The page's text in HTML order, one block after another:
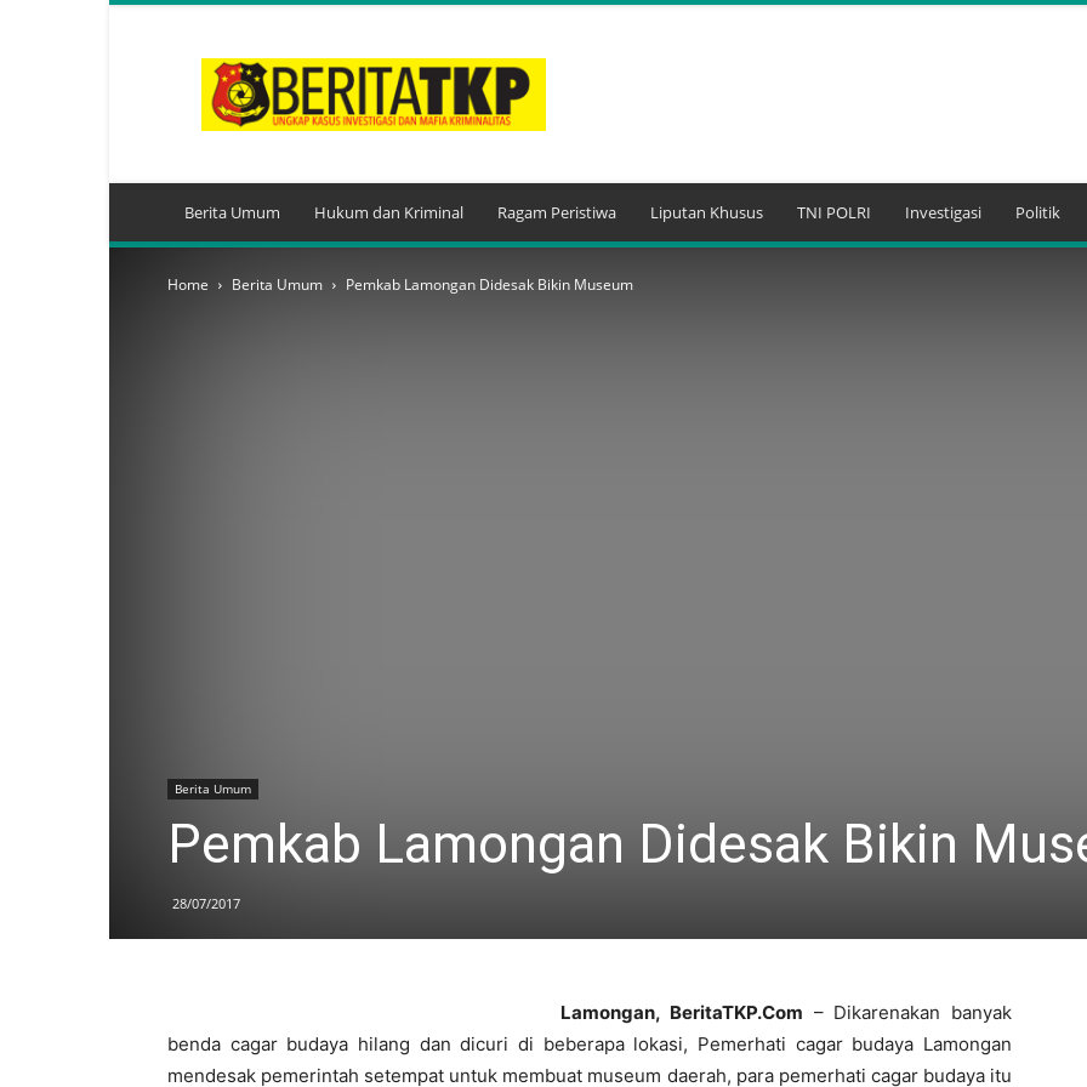
Berita Umum Hukum dan Kriminal Ragam Peristiwa Liputan Khusus TNI POLRI Investigasi Politik
Home Berita Umum Pemkab Lamongan Didesak Bikin Museum
Berita Umum
Pemkab Lamongan Didesak Bikin
28/07/2017
Lamongan, BeritaTKP.Com – Dikarenakan banyak
benda cagar budaya hilang dan dicuri di beberapa lokasi, Pemerhati cagar budaya Lamongan
mendesak pemerintah setempat untuk membuat museum daerah, para pemerhati cagar budaya itu